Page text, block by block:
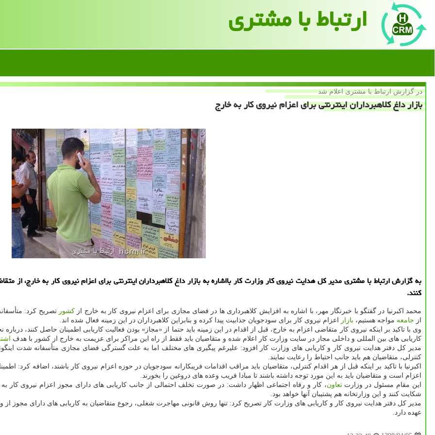
ارتباط با مشتری
در گزارش ارتباط با مشتری اعلام شد
بازار داغ كلاهبرداران اینترنتی برای اعزام نیروی كار به خارج
به گزارش ارتباط با مشتری مدیر كل هدایت نیروی كار وزارت كار بااشاره به بازار داغ كلاهبرداران اینترنتی برای اعزام نیروی كار به خارج، از
كنند.
محمد اكبرنیا در گفتگو با خبرنگار مهر، با اشاره به افزایش كلاهبرداری ها در فضای مجازی برای اعزام نیروی كار به خارج ازكشور تصریح كرد:
از جامعه مواجه هستیم، بازار
اعزام نیروی كار برای سودجویان جذابیت پیدا كرده و بنابراین كلاهبرداران در این زمینه فعال شده اند.
وی با تاكید بر اینكه نیروی كار متقاضی اعزام به خارج، قبل از اقدام در این زمینه باید حتما از «مجاز» بودن فعالیت كاریابی اطمینان حاصل كنند،
كاریابی های بین المللی و داخلی مجاز در سایت وزارت كار اعلام شده و متقاضیان باید فقط از راه این مراكز برای عزیمت به خارج از كشور با هدف
مدیر كل دفتر هدایت نیروی كار و كاریابی های وزارت كار افزود: علیرغم پیگیری های مختلف اما به علت گسترگی فضای مجازی متأسفانه شدت
كنترلی، متقاضیان هم باید جانب احتیاط را رعایت نمایند.
اكبرنیا با تاكید بر اینكه قبل از هر اقدام كنترلی، متقاضیان باید مراقب اقدامات فریبكارانه سودجویان در حوزه اعزام نیروی كار باشند، اضافه كرد:
اعزام است و متقاضیان باید به این مورد توجه داشته باشند تا مبادا فریب وعده های دروغین را بخورند.
این مقام مسئول در وزارتتعاون، كار و رفاه اجتماعی اظهار داشت: در صورت تخلف احتمالی از جانب كاریابی های دارای مجوز اعزام نیروی كار
شكایت كنند و این وزارتخانه هم پشتیبان آنها خواهد بود.
مدیر كل دفتر هدایت نیروی كار و كاریابی های وزارت كار تصریح كرد: تنها روش قانونی مهاجرت شغلی، رجوع متقاضیان به كاریابی های دارای مجوز
عهده دارد.